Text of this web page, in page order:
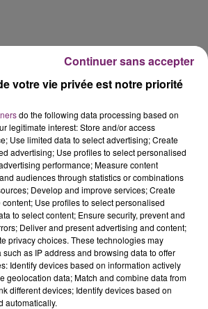
votre vie privée est notre priorité
do the following data processing based on
legitimate interest: Store and/or access
Use limited data to select advertising; Create
advertising; Use profiles to select personalised
performance; Measure content
audiences through statistics or combinations
Develop and improve services; Create
Use profiles to select personalised
to select content; Ensure security, prevent and
Deliver and present advertising and content;
privacy choices. These technologies may
as IP address and browsing data to offer
Identify devices based on information actively
geolocation data; Match and combine data from
different devices; Identify devices based on
automatically.
Continuer sans accepter